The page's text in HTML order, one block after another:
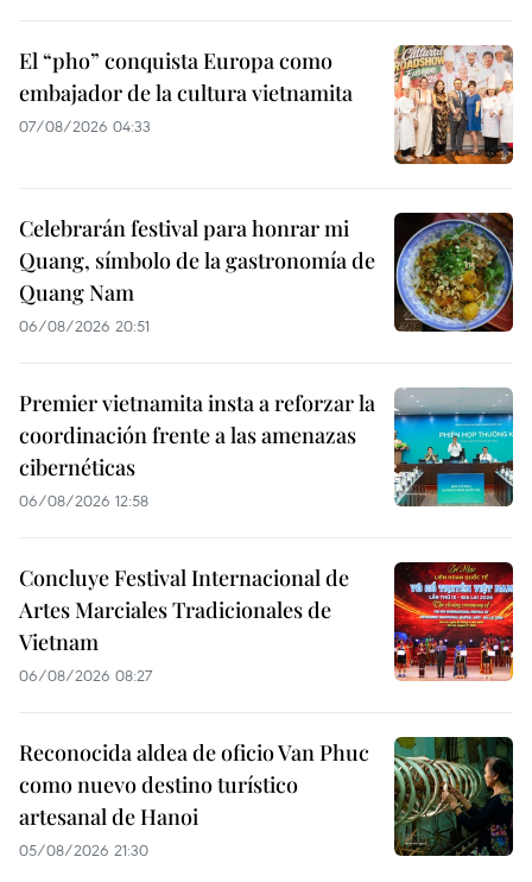
El “pho” conquista Europa como
embajador de la cultura vietnamita
07/08/2026 04:33
Celebrarán festival para honrar mi
Quang, símbolo de la gastronomía de
Quang Nam
06/08/2026 20:51
Premier vietnamita insta a reforzar la
coordinación frente a las amenazas
cibernéticas
06/08/2026 12:58
Concluye Festival Internacional de
Artes Marciales Tradicionales de
Vietnam
06/08/2026 08:27
Reconocida aldea de oficio Van Phuc
como nuevo destino turístico
artesanal de Hanoi
05/08/2026 21:30